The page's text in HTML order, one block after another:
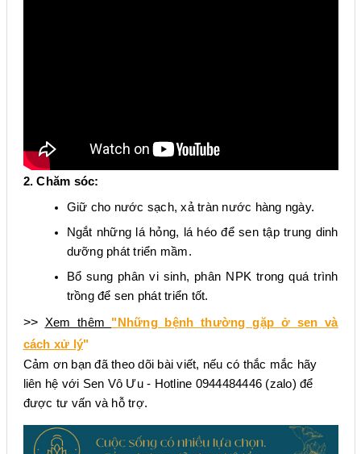
2. Chăm sóc:
Giữ cho nước sạch, xả tràn nước hàng ngày.
Ngắt những lá hỏng, lá héo để sen tập trung dinh
dưỡng phát triển mầm.
Bổ sung phân vi sinh, phân NPK trong quá trình
trồng để sen phát triển tốt.
>> Xem thêm "Những bệnh thường gặp ở sen và
cách xử lý"
Cảm ơn bạn đã theo dõi bài viết, nếu có thắc mắc hãy
liên hệ với Sen Vô Ưu - Hotline 0944484446 (zalo) để
được tư vấn và hỗ trợ.